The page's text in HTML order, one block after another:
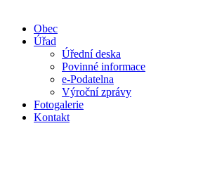
Obec
Úřad
Úřední deska
Povinné informace
e-Podatelna
Výroční zprávy
Fotogalerie
Kontakt